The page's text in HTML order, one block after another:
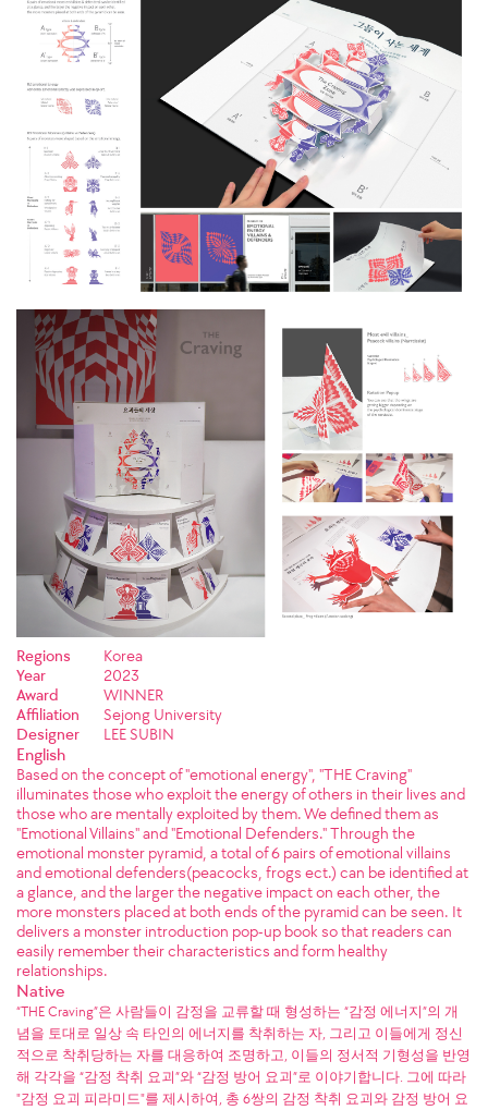
Regions
Korea
Year
2023
Award
WINNER
Affiliation
Sejong University
Designer
LEE SUBIN
English
Based on the concept of "emotional energy", "THE Craving"
illuminates those who exploit the energy of others in their lives and
those who are mentally exploited by them. We defined them as
"Emotional Villains" and "Emotional Defenders." Through the
emotional monster pyramid, a total of 6 pairs of emotional villains
and emotional defenders(peacocks, frogs ect.) can be identified at
a glance, and the larger the negative impact on each other, the
more monsters placed at both ends of the pyramid can be seen. It
delivers a monster introduction pop-up book so that readers can
easily remember their characteristics and form healthy
relationships.
Native
“THE Craving”은 사람들이 감정을 교류할 때 형성하는 “감정 에너지”의 개
념을 토대로 일상 속 타인의 에너지를 착취하는 자, 그리고 이들에게 정신
적으로 착취당하는 자를 대응하여 조명하고, 이들의 정서적 기형성을 반영
해 각각을 “감정 착취 요괴”와 “감정 방어 요괴”로 이야기합니다. 그에 따라
"감정 요괴 피라미드"를 제시하여, 총 6쌍의 감정 착취 요괴와 감정 방어 요